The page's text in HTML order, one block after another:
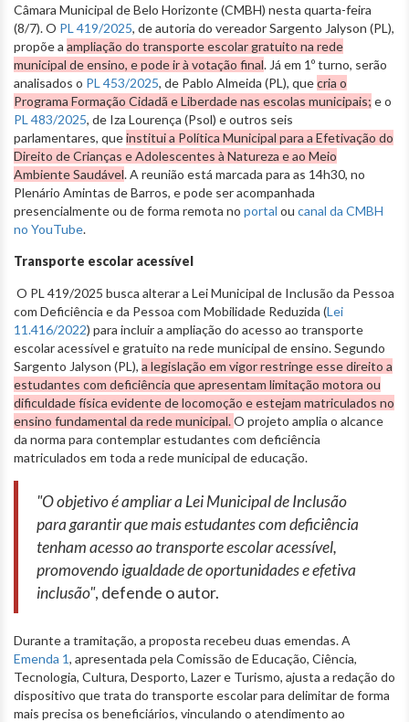
Câmara Municipal de Belo Horizonte (CMBH) nesta quarta-feira
(8/7). O PL 419/2025, de autoria do vereador Sargento Jalyson (PL),
propõe a ampliação do transporte escolar gratuito na rede
municipal de ensino, e pode ir à votação final. Já em 1º turno, serão
analisados o PL 453/2025, de Pablo Almeida (PL), quecria o
Programa Formação Cidadã e Liberdade nas escolas municipais; e o
PL 483/2025, de Iza Lourença (Psol) e outros seis
parlamentares, queinstitui a Política Municipal para a Efetivação do
Direito de Crianças e Adolescentes à Natureza e ao Meio
Ambiente Saudável. A reunião está marcada para as 14h30, no
Plenário Amintas de Barros, e pode ser acompanhada
presencialmente ou de forma remota no portal ou canal da CMBH
no YouTube.
Transporte escolar acessível
O PL 419/2025 busca alterar a Lei Municipal de Inclusão da Pessoa
com Deficiência e da Pessoa com Mobilidade Reduzida (Lei
11.416/2022) para incluir a ampliação do acesso ao transporte
escolar acessível e gratuito na rede municipal de ensino. Segundo
Sargento Jalyson (PL), a legislação em vigor restringe esse direito a
estudantes com deficiência que apresentam limitação motora ou
dificuldade física evidente de locomoção e estejam matriculados no
ensino fundamental da rede municipal.O projeto amplia o alcance
da norma para contemplar estudantes com deficiência
matriculados em toda a rede municipal de educação.
"O objetivo é ampliar a Lei Municipal de Inclusão
para garantir que mais estudantes com deficiência
tenham acesso ao transporte escolar acessível,
promovendo igualdade de oportunidades e efetiva
inclusão", defende o autor.
Durante a tramitação, a proposta recebeu duas emendas. A
Emenda 1, apresentada pela Comissão de Educação, Ciência,
Tecnologia, Cultura, Desporto, Lazer e Turismo, ajusta a redação do
dispositivo que trata do transporte escolar para delimitar de forma
mais precisa os beneficiários, vinculando o atendimento ao